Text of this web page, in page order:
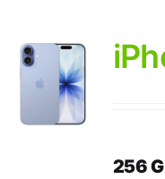
256